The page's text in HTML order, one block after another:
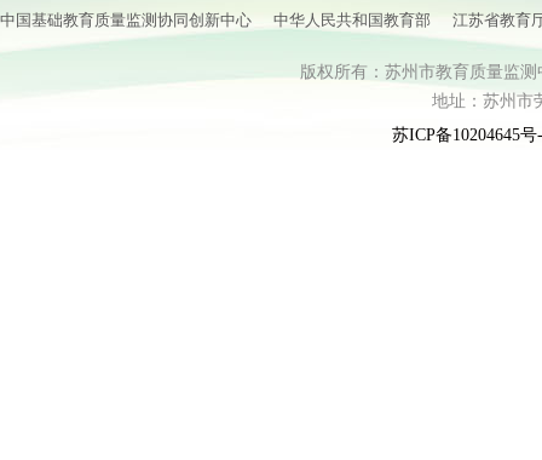
中国基础教育质量监测协同创新中心 中华人民共和国教育部 江苏省教育
版权所有：苏州市教育质量监测
地址：苏州市
苏ICP备10204645号